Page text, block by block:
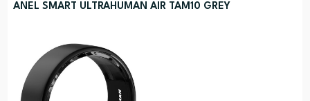
ANEL SMART ULTRAHUMAN AIR TAM10 GREY